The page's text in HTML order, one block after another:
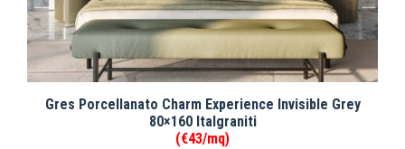
Gres Porcellanato Charm Experience Invisible Grey
80×160 Italgraniti
(€43/mq)